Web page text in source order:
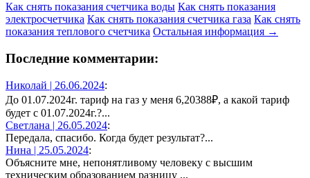
Как снять показания счетчика воды Как снять показания
электросчетчика Как снять показания счетчика газа Как снять
показания теплового счетчика Остальная информация →
Последние комментарии:
Николай | 26.06.2024:
До 01.07.2024г. тариф на газ у меня 6,20388₽, а какой тариф
будет с 01.07.2024г.?...
Светлана | 26.05.2024:
Передала, спасибо. Когда будет результат?...
Нина | 25.05.2024:
Объясните мне, непонятливому человеку с высшим
техническим образованием разницу ...